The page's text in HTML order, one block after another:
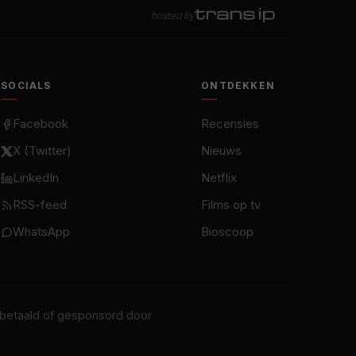
hosted by
SOCIALS
Facebook
X (Twitter)
LinkedIn
RSS-feed
WhatsApp
ONTDEKKEN
Recensies
Nieuws
Netflix
Films op tv
Bioscoop
of gesponsord door